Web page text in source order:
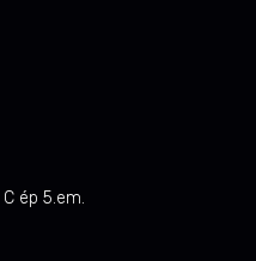
ép 5.em.